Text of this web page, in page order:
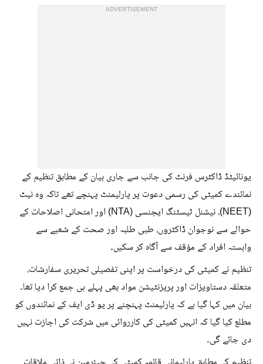
ADVERTISEMENT
یونائیٹڈ ڈاکٹرس فرنٹ کی جانب سے جاری بیان کے مطابق تنظیم کے
نمائندے کمیٹی کی رسمی دعوت پر پارلیمنٹ پہنچے تھے تاکہ وہ نیٹ
(NEET)، نیشنل ٹیسٹنگ ایجنسی (NTA) اور امتحانی اصلاحات کے
حوالے سے نوجوان ڈاکٹروں، طبی طلبہ اور صحت کے شعبے سے
وابستہ افراد کے مؤقف سے آگاہ کر سکیں۔
تنظیم نے کمیٹی کی درخواست پر اپنی تفصیلی تحریری سفارشات،
متعلقہ دستاویزات اور پریزنٹیشن مواد بھی پہلے ہی جمع کرا دیا تھا۔
بیان میں کہا گیا ہے کہ پارلیمنٹ پہنچنے پر یو ڈی ایف کے نمائندوں کو
مطلع کیا گیا کہ انہیں کمیٹی کی کارروائی میں شرکت کی اجازت نہیں
دی جائے گی۔